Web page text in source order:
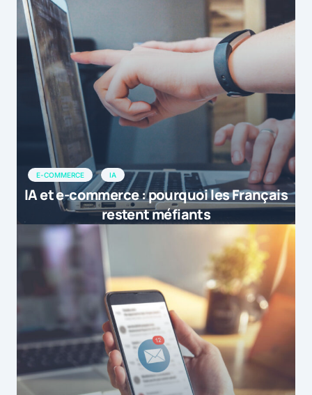
E-COMMERCE IA
IA et e-commerce : pourquoi les Français
restent méfiants